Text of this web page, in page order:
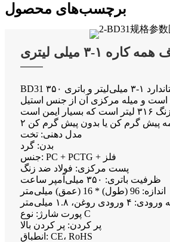
برچسب‌های محصول
۱-۳ میلی لیتری
BD31 دارای ظرفیت استاندارد ۱-۳ میلی‌لیتر و باتری ۳۵۰
است و میله مرکزی آن از جنس استیل
پیش گرم کن یا بدون پیش گرم کن
مدل دهنی: تخت
بدن: گرد
جنس: PC + PCTG + فلز
پست مرکزی: فولاد ضد زنگ
ظرفیت باتری: ۳۵۰ میلی‌آمپر ساعت
اندازه: 96 (طول) * 16 (عمق) میلی‌متر
روغن، ۱.۸ میلی‌متر
پورت شارژ: نوع C
پر کردن: پر کردن بالا
انطباق: CE، RoHS